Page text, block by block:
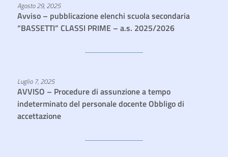
Agosto 29, 2025
Avviso – pubblicazione elenchi scuola secondaria
“BASSETTI” CLASSI PRIME – a.s. 2025/2026
Luglio 7, 2025
AVVISO – Procedure di assunzione a tempo
indeterminato del personale docente Obbligo di
accettazione